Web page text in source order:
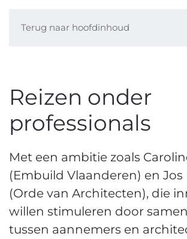
Terug naar hoofdinhoud
Reizen onder
professionals
Met een ambitie zoals
(Embuild Vlaanderen) en Jos
(Orde van Architecten), die
willen stimuleren door
tussen aannemers en